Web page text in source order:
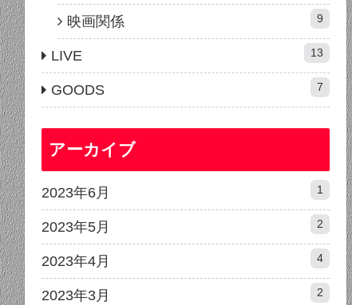
映画関係 9
LIVE 13
GOODS 7
アーカイブ
2023年6月 1
2023年5月 2
2023年4月 4
2023年3月 2